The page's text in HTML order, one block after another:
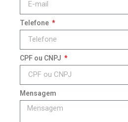
Telefone
CPF ou CNPJ
Mensagem